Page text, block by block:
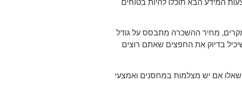
המידע הבא תוכלו להיות בטוחים
מחיר ההשכרה מתבסס על גודל
בדיוק את החפצים שאתם רוצים
אם יש מצלמות במחסנים ואמצעי